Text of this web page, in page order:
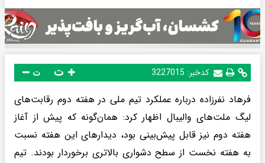
کدخبر: 3227015 ت
فرهاد نفرزاده درباره عملکرد تیم ملی در هفته دوم رقابت‌های
لیگ ملت‌های والیبال اظهار کرد: همان‌گونه که پیش از آغاز
هفته دوم نیز قابل پیش‌بینی بود، دیدارهای این هفته نسبت
به هفته نخست از سطح دشواری بالاتری برخوردار بودند. تیم